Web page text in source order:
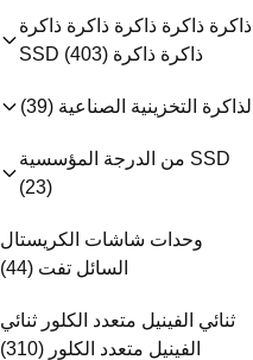
ذاكرة ذاكرة ذاكرة ذاكرة ذاكرة
ذاكرة ذاكرة SSD (403)
الذاكرة التخزينية الصناعية (39)
SSD من الدرجة المؤسسية
(23)
وحدات شاشات الكريستال
السائل تفت (44)
ثنائي الفينيل متعدد الكلور ثنائي
الفينيل متعدد الكلور (310)